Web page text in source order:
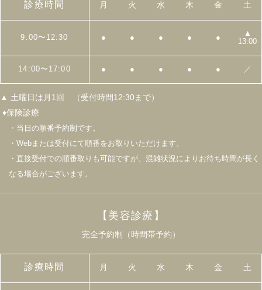
診療時間 月 火 水 木 金 土
9:00〜12:30 ● ● ● ● ●
▲
13:00
14:00〜17:00 ● ● ● ● ● ／
▲ 土曜日は月1回 （受付時間12:30まで）
♦保険診療
・当日の順番予約制です。
・Webまたは受付にて順番をお取りいただけます。
・直接受付での順番取りも可能ですが、混雑状況によりお待ち時間が長く
なる場合がございます。
【美容診療】
完全予約制（時間帯予約）
診療時間 月 火 水 木 金 土